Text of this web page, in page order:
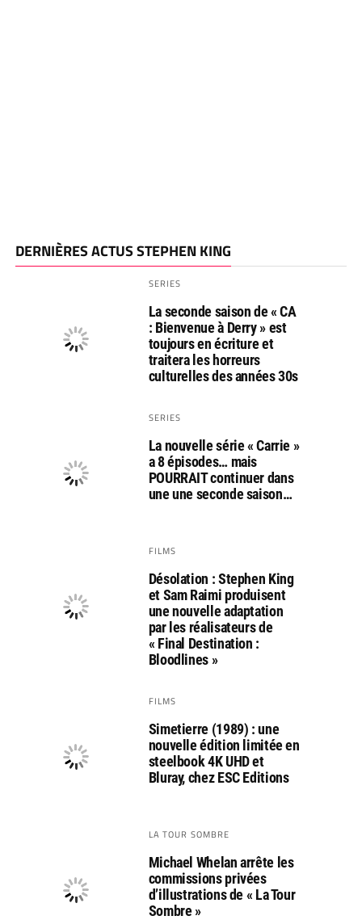
DERNIÈRES ACTUS STEPHEN KING
SERIES
La seconde saison de « CA
: Bienvenue à Derry » est
toujours en écriture et
traitera les horreurs
culturelles des années 30s
SERIES
La nouvelle série « Carrie »
a 8 épisodes… mais
POURRAIT continuer dans
une une seconde saison…
FILMS
Désolation : Stephen King
et Sam Raimi produisent
une nouvelle adaptation
par les réalisateurs de
« Final Destination :
Bloodlines »
FILMS
Simetierre (1989) : une
nouvelle édition limitée en
steelbook 4K UHD et
Bluray, chez ESC Editions
LA TOUR SOMBRE
Michael Whelan arrête les
commissions privées
d’illustrations de « La Tour
Sombre »